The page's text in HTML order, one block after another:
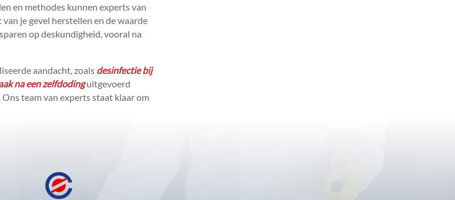
en methodes kunnen experts van
je gevel herstellen en de waarde
op deskundigheid, vooral na
aandacht, zoals desinfectie bij
na een zelfdodinguitgevoerd
team van experts staat klaar om